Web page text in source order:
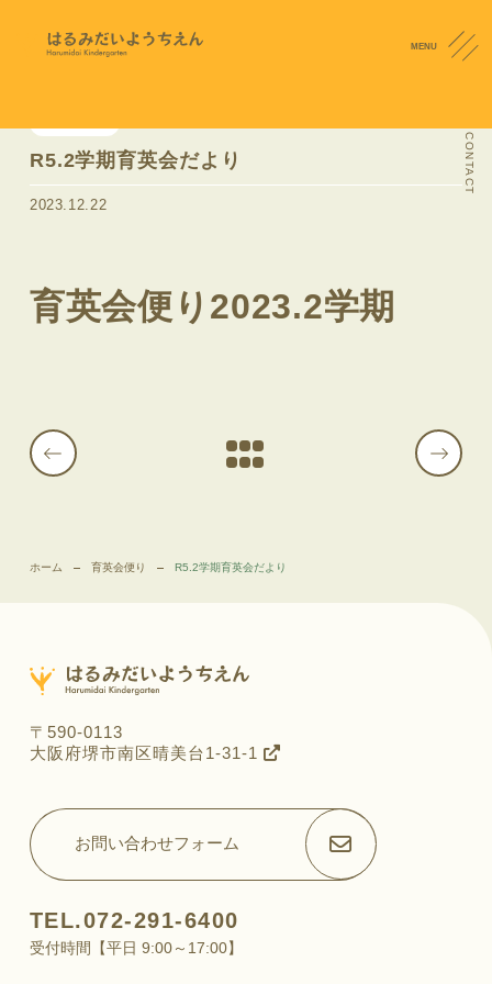
MENU
CONTACT
R5.2学期育英会だより
2023.12.22
育英会便り2023.2学期
ホーム 育英会便り R5.2学期育英会だより
〒590-0113
大阪府堺市南区晴美台1-31-1
お問い合わせフォーム
TEL.072-291-6400
受付時間【平日 9:00～17:00】